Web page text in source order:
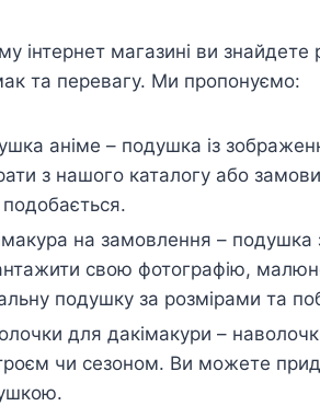
інтернет магазині ви знайдете
та перевагу. Ми пропонуємо:
аніме – подушка із
з нашого каталогу або
на замовлення –
свою фотографію,
подушку за розмірами та
для дакімакури –
чи сезоном. Ви можете